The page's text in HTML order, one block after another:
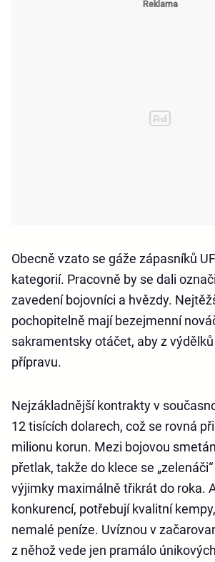
Obecně vzato se gáže zápasníků
kategorií. Pracovně by se dali
zavedení bojovníci a hvězdy.
pochopitelně mají bezejmenní
sakramentsky otáčet, aby z
přípravu.
Nejzákladnější kontrakty v
12 tisících dolarech, což se rovná
milionu korun. Mezi bojovou
přetlak, takže do klece se
výjimky maximálně třikrát do roka.
konkurencí, potřebují kvalitní
nemalé peníze. Uvíznou v
z něhož vede jen pramálo